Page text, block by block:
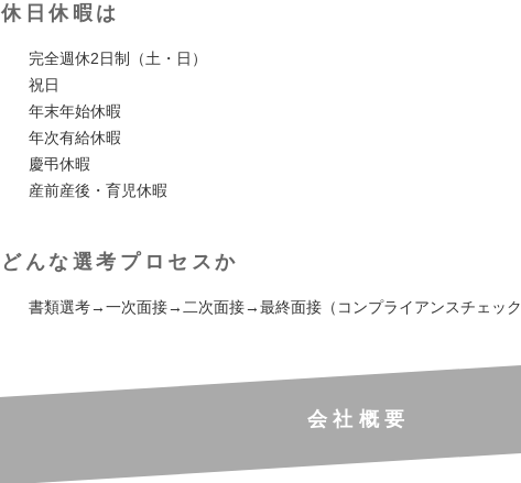
休日休暇は
完全週休2日制（土・日）
祝日
年末年始休暇
年次有給休暇
慶弔休暇
産前産後・育児休暇
どんな選考プロセスか
書類選考→一次面接→二次面接→最終面接（コンプライアンスチェック
会社概要